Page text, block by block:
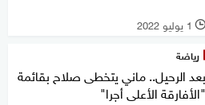
l 1 يوليو 2022
رياضة
بعد الرحيل.. ماني يتخطى صلاح بقائمة
"الأفارقة الأعلى أجرا"